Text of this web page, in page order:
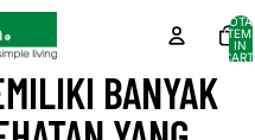
IN
BANYAK